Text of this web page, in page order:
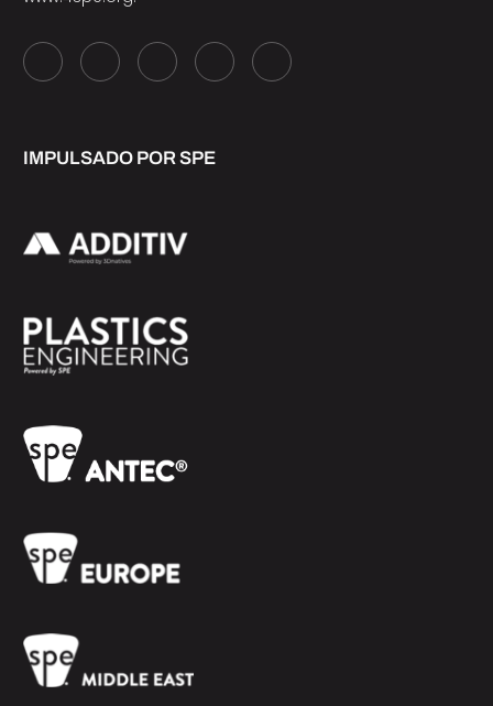
IMPULSADO POR SPE